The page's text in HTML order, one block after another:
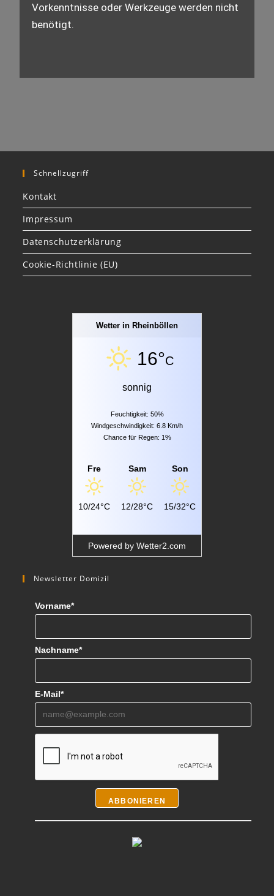
Vorkenntnisse oder Werkzeuge werden nicht
benötigt.
Schnellzugriff
Kontakt
Impressum
Datenschutzerklärung
Cookie-Richtlinie (EU)
Wetter in Rheinböllen
16°C
sonnig
Feuchtigkeit: 50%
Windgeschwindigkeit: 6.8 Km/h
Chance für Regen: 1%
Fre
10/24°C
Sam
12/28°C
Son
15/32°C
Powered by Wetter2.com
Newsletter Domizil
Vorname*
Nachname*
E-Mail*
ABBONIEREN